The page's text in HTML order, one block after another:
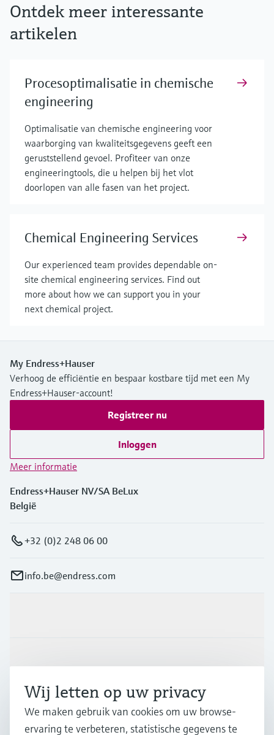
Ontdek meer interessante
artikelen
Procesoptimalisatie in chemische
engineering
Optimalisatie van chemische engineering voor
waarborging van kwaliteitsgegevens geeft een
geruststellend gevoel. Profiteer van onze
engineeringtools, die u helpen bij het vlot
doorlopen van alle fasen van het project.
Chemical Engineering Services
Our experienced team provides dependable on-
site chemical engineering services. Find out
more about how we can support you in your
next chemical project.
My Endress+Hauser
Verhoog de efficiëntie en bespaar kostbare tijd met een My
Endress+Hauser-account!
Registreer nu
Inloggen
Meer informatie
Endress+Hauser NV/SA BeLux
België
+32 (0)2 248 06 00
info.be@endress.com
Support
Wij letten op uw privacy
We maken gebruik van cookies om uw browse-
ervaring te verbeteren, statistische gegevens te